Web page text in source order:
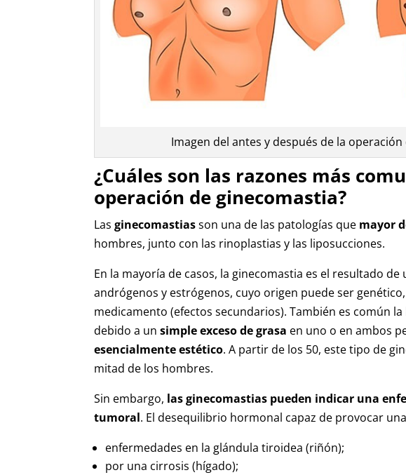
Imagen del antes y después de la
¿Cuáles son las razones más
operación de ginecomastia?
Lasginecomastiasson una de las patologías que mayor
hombres, junto con las rinoplastias y las liposucciones.
En la mayoría de casos, la ginecomastia es el resultado de
andrógenos y estrógenos, cuyo origen puede ser
medicamento (efectos secundarios). También es común
debido a unsimple exceso de grasa en uno o en ambos
esencialmente estético. A partir de los 50, este tipo de
mitad de los hombres.
Sin embargo, las ginecomastias pueden indicar una
tumoral. El desequilibrio hormonal capaz de provocar
enfermedades en la glándula tiroidea (riñón);
por una cirrosis (hígado);